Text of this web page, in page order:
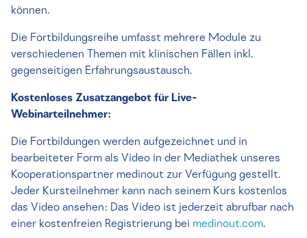
können.
Die Fortbildungsreihe umfasst mehrere Module zu
verschiedenen Themen mit klinischen Fällen inkl.
gegenseitigen Erfahrungsaustausch.
Kostenloses Zusatzangebot für Live-
Webinarteilnehmer:
Die Fortbildungen werden aufgezeichnet und in
bearbeiteter Form als Video in der Mediathek unseres
Kooperationspartner medinout zur Verfügung gestellt.
Jeder Kursteilnehmer kann nach seinem Kurs kostenlos
das Video ansehen: Das Video ist jederzeit abrufbar nach
einer kostenfreien Registrierung bei medinout.com.